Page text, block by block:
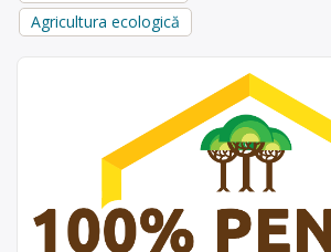
Agricultura ecologică